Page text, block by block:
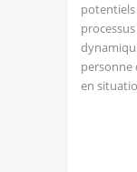
potentiels
personne
en